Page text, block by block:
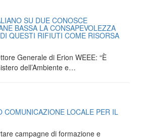
SU DUE CONOSCE
BASSA LA CONSAPEVOLEZZA
QUESTI RIFIUTI COME RISORSA
Generale di Erion WEEE: “È
dell’Ambiente e…
COMUNICAZIONE LOCALE PER IL
campagne di formazione e